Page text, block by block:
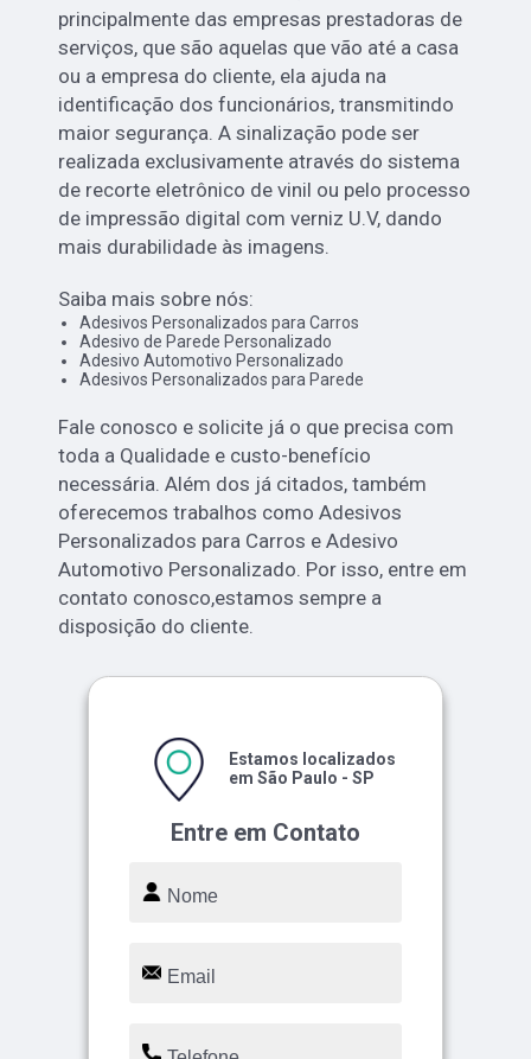
principalmente das empresas prestadoras de
serviços, que são aquelas que vão até a casa
ou a empresa do cliente, ela ajuda na
identificação dos funcionários, transmitindo
maior segurança. A sinalização pode ser
realizada exclusivamente através do sistema
de recorte eletrônico de vinil ou pelo processo
de impressão digital com verniz U.V, dando
mais durabilidade às imagens.
Saiba mais sobre nós:
Adesivos Personalizados para Carros
Adesivo de Parede Personalizado
Adesivo Automotivo Personalizado
Adesivos Personalizados para Parede
Fale conosco e solicite já o que precisa com
toda a Qualidade e custo-benefício
necessária. Além dos já citados, também
oferecemos trabalhos como Adesivos
Personalizados para Carros e Adesivo
Automotivo Personalizado. Por isso, entre em
contato conosco,estamos sempre a
disposição do cliente.
Entre em Contato
Estamos localizados
em São Paulo - SP